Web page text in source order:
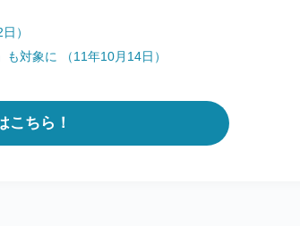
）
対象に （11年10月14日）
こちら！